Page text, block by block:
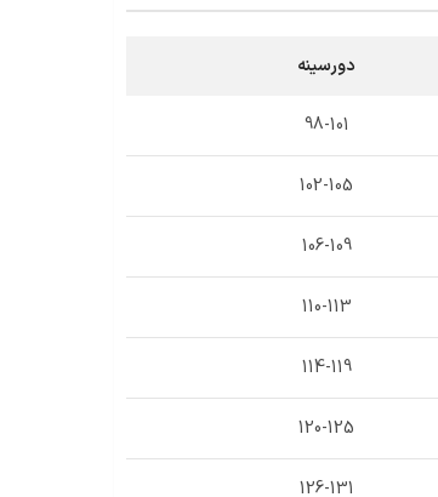
دورسینه
98-101
102-105
106-109
110-113
114-119
120-125
126-131